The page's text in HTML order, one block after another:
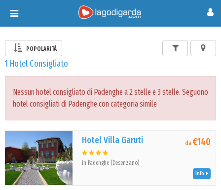
Toggle
navigation
POPOLARITÀ
1 Hotel Consigliato
Nessun hotel consigliato di Padenghe a 2 stelle e 3 stelle. Seguono
hotel consigliati di Padenghe con categoria simile
Hotel Villa Garuti
in Padenghe (Desenzano)
da€140
Info